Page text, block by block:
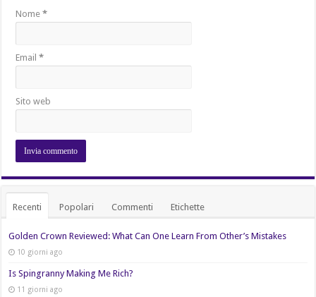
Nome*
Email*
Sito web
Recenti Popolari Commenti Etichette
Golden Crown Reviewed: What Can One Learn From Other’s Mistakes
10 giorni ago
Is Spingranny Making Me Rich?
11 giorni ago